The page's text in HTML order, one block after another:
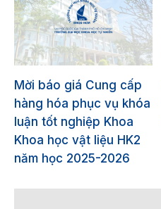
Mời báo giá Cung cấp
hàng hóa phục vụ khóa
luận tốt nghiệp Khoa
Khoa học vật liệu HK2
năm học 2025-2026